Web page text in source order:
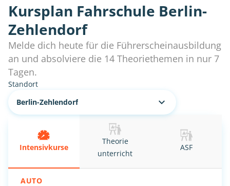
Kursplan Fahrschule Berlin-
Zehlendorf
Melde dich heute für die Führerscheinausbildung
an und absolviere die 14 Theoriethemen in nur 7
Tagen.
Standort
Berlin-Zehlendorf
Intensivkurse
Theorie
unterricht
ASF
AUTO